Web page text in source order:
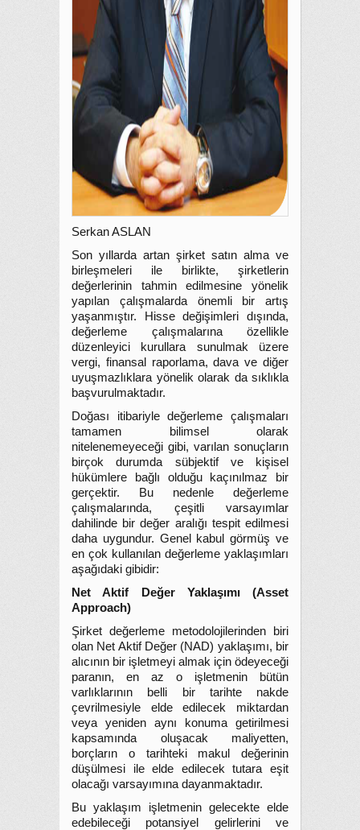
Serkan ASLAN
Son yıllarda artan şirket satın alma ve
birleşmeleri ile birlikte, şirketlerin
değerlerinin tahmin edilmesine yönelik
yapılan çalışmalarda önemli bir artış
yaşanmıştır. Hisse değişimleri dışında,
değerleme çalışmalarına özellikle
düzenleyici kurullara sunulmak üzere
vergi, finansal raporlama, dava ve diğer
uyuşmazlıklara yönelik olarak da sıklıkla
başvurulmaktadır.
Doğası itibariyle değerleme çalışmaları
tamamen bilimsel olarak
nitelenemeyeceği gibi, varılan sonuçların
birçok durumda sübjektif ve kişisel
hükümlere bağlı olduğu kaçınılmaz bir
gerçektir. Bu nedenle değerleme
çalışmalarında, çeşitli varsayımlar
dahilinde bir değer aralığı tespit edilmesi
daha uygundur. Genel kabul görmüş ve
en çok kullanılan değerleme yaklaşımları
aşağıdaki gibidir:
Net Aktif Değer Yaklaşımı (Asset
Approach)
Şirket değerleme metodolojilerinden biri
olan Net Aktif Değer (NAD) yaklaşımı, bir
alıcının bir işletmeyi almak için ödeyeceği
paranın, en az o işletmenin bütün
varlıklarının belli bir tarihte nakde
çevrilmesiyle elde edilecek miktardan
veya yeniden aynı konuma getirilmesi
kapsamında oluşacak maliyetten,
borçların o tarihteki makul değerinin
düşülmesi ile elde edilecek tutara eşit
olacağı varsayımına dayanmaktadır.
Bu yaklaşım işletmenin gelecekte elde
edebileceği potansiyel gelirlerini ve